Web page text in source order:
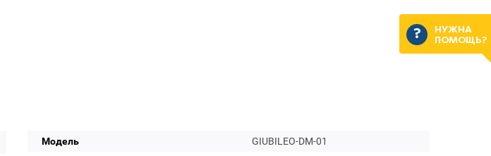
Модель
GIUBILEO-DM-01
НУЖНА
ПОМОЩЬ?